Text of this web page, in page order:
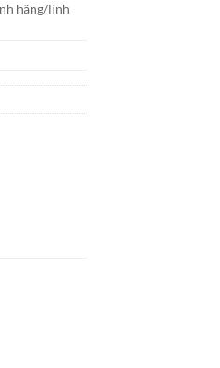
hãng/linh